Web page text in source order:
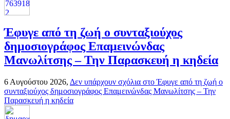
Έφυγε από τη ζωή ο συνταξιούχος
δημοσιογράφος Επαμεινώνδας
Μανωλίτσης – Την Παρασκευή η κηδεία
6 Αυγούστου 2026, Δεν υπάρχουν σχόλια στο Έφυγε από τη ζωή ο
συνταξιούχος δημοσιογράφος Επαμεινώνδας Μανωλίτσης – Την
Παρασκευή η κηδεία